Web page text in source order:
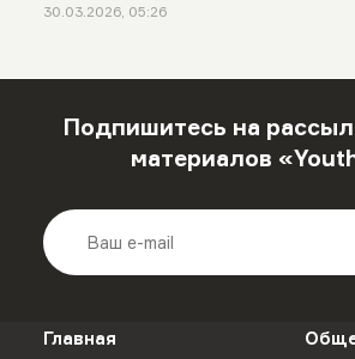
30.03.2026, 05:26
Подпишитесь на
материалов
Главная